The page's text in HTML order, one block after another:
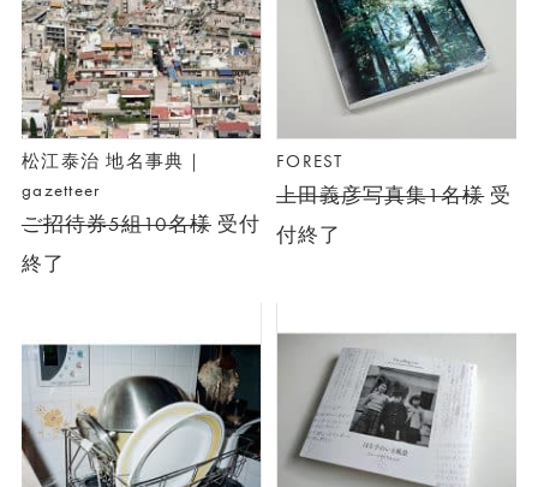
松江泰治 地名事典｜
gazetteer
ご招待券5組10名様 受付
終了
FOREST
上田義彦写真集1名様受
付終了